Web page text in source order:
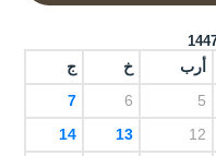
أرب خ ج
5
6
7
12
13
14